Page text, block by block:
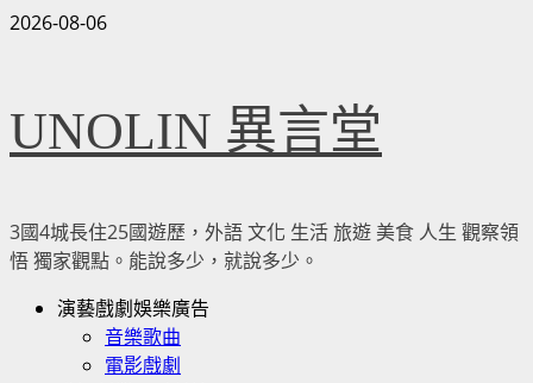
Skip
2026-08-06
UNOLIN 異言堂
3國4城長住25國遊歷，外語 文化 生活 旅遊 美食 人生 觀察領
悟 獨家觀點。能說多少，就說多少。
Primary演藝戲劇娛樂廣告
音樂歌曲
電影戲劇